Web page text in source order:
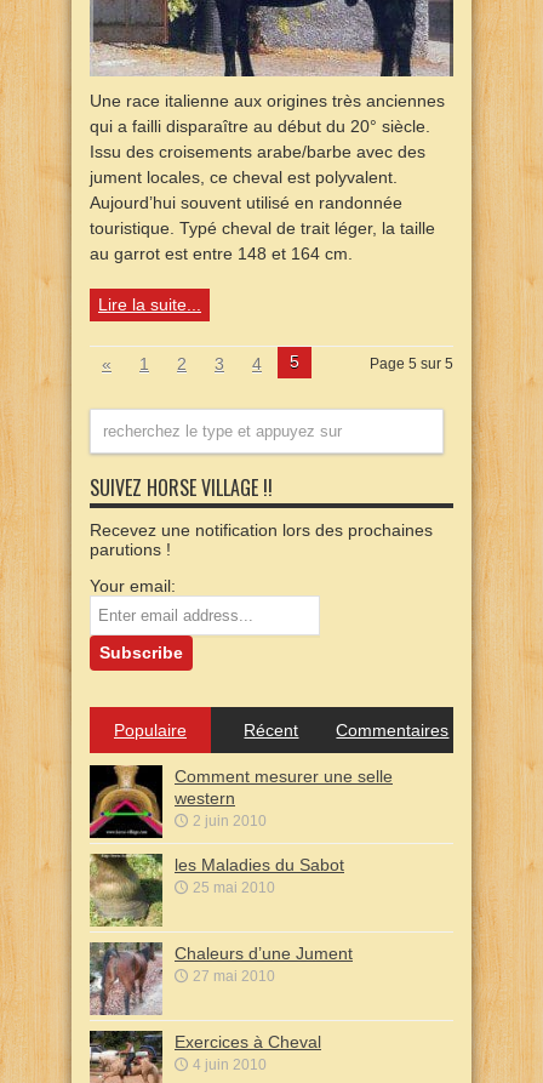
Une race italienne aux origines très anciennes
qui a failli disparaître au début du 20° siècle.
Issu des croisements arabe/barbe avec des
jument locales, ce cheval est polyvalent.
Aujourd’hui souvent utilisé en randonnée
touristique. Typé cheval de trait léger, la taille
au garrot est entre 148 et 164 cm.
Lire la suite...
Page 5 sur 5
« 1 2 3 4 5
SUIVEZ HORSE VILLAGE !!
Recevez une notification lors des prochaines
parutions !
Your email:
Populaire Récent Commentaires
Comment mesurer une selle
western
2 juin 2010
les Maladies du Sabot
25 mai 2010
Chaleurs d’une Jument
27 mai 2010
Exercices à Cheval
4 juin 2010